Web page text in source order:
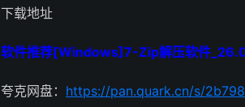
下载地址
软件推荐[Windows]7-Zip解压软件
夸克网盘： https://pan.quark.cn/s/